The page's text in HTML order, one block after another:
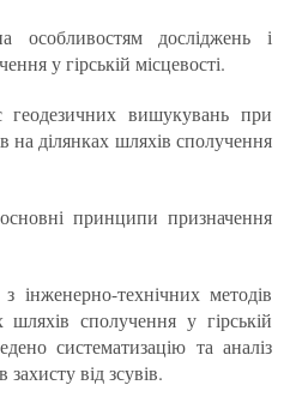
особливостям досліджень і
у гірській місцевості.
геодезичних вишукувань при
на ділянках шляхів сполучення
принципи призначення
інженерно-технічних методів
сполучення у гірській
систематизацію та аналіз
від зсувів.